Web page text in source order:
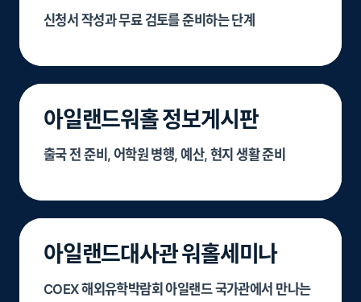
신청서 작성과 무료 검토를 준비하는 단계
아일랜드워홀 정보게시판
출국 전 준비, 어학원 병행, 예산, 현지 생활 준비
아일랜드대사관 워홀세미나
COEX 해외유학박람회 아일랜드 국가관에서 만나는